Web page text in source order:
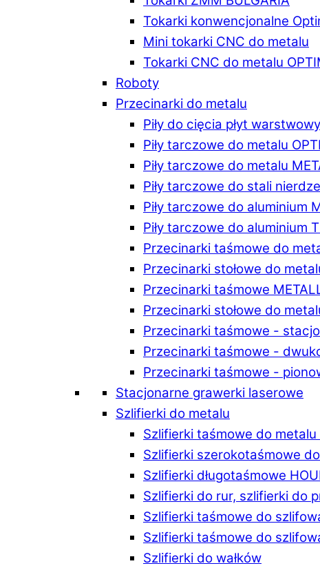
Tokarki konwencjonalne
Mini tokarki CNC do metalu
Tokarki CNC do metalu
Roboty
Przecinarki do metalu
Piły do cięcia płyt
Piły tarczowe do metalu
Piły tarczowe do metalu
Piły tarczowe do stali
Piły tarczowe do aluminium
Piły tarczowe do aluminium
Przecinarki taśmowe do
Przecinarki stołowe do
Przecinarki taśmowe
Przecinarki stołowe do
Przecinarki taśmowe -
Przecinarki taśmowe -
Przecinarki taśmowe -
Stacjonarne grawerki laserowe
Szlifierki do metalu
Szlifierki taśmowe do metalu
Szlifierki szerokotaśmowe
Szlifierki długotaśmowe
Szlifierki do rur, szlifierki do
Szlifierki taśmowe do
Szlifierki taśmowe do
Szlifierki do wałków